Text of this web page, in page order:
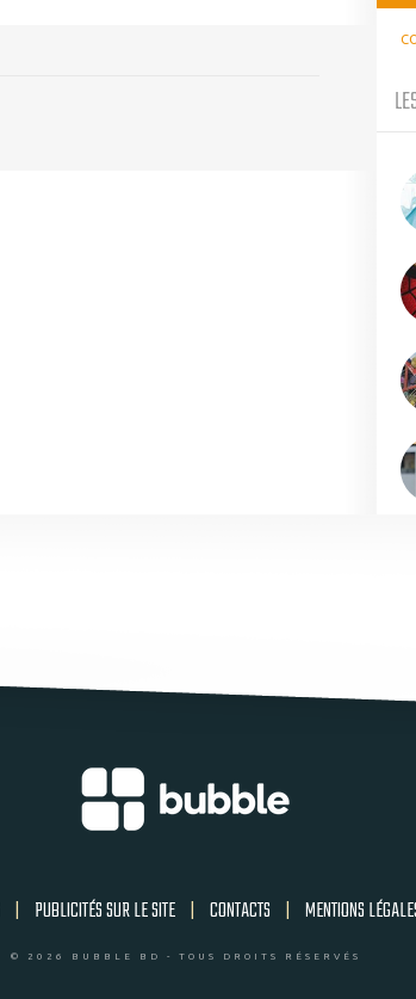
| PUBLICITÉS SUR LE SITE | CONTACTS | MENTIONS
© 2026 BUBBLE BD - TOUS DROITS RÉSERVÉS